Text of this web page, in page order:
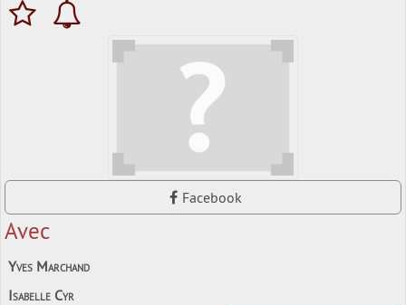
Facebook
Avec
Yves Marchand
Isabelle Cyr